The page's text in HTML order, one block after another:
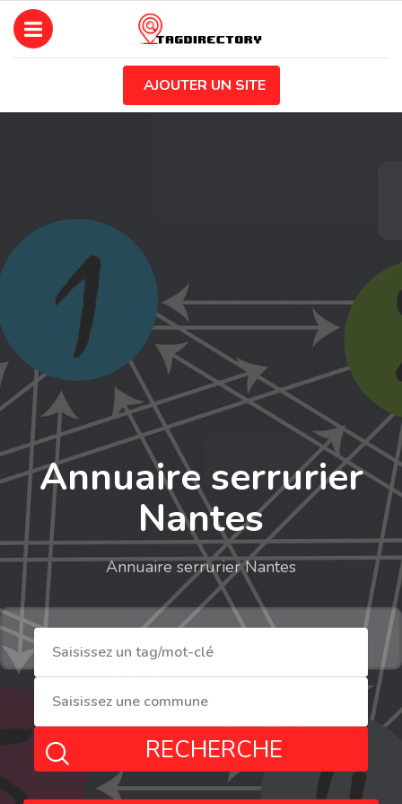
AJOUTER UN SITE
Annuaire serrurier
Nantes
Annuaire serrurier Nantes
RECHERCHE